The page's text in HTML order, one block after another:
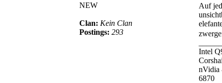
NEW
Clan: Kein Clan
Postings: 293
Auf
Intel
nVidia
6870